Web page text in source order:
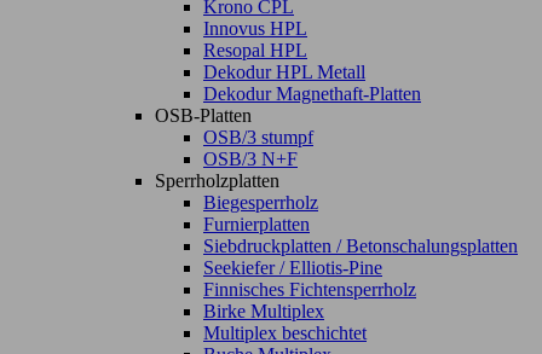
Krono CPL
Innovus HPL
Resopal HPL
Dekodur HPL Metall
Dekodur Magnethaft-Platten
OSB-Platten
OSB/3 stumpf
OSB/3 N+F
Sperrholzplatten
Biegesperrholz
Furnierplatten
Siebdruckplatten / Betonschalungsplatten
Seekiefer / Elliotis-Pine
Finnisches Fichtensperrholz
Birke Multiplex
Multiplex beschichtet